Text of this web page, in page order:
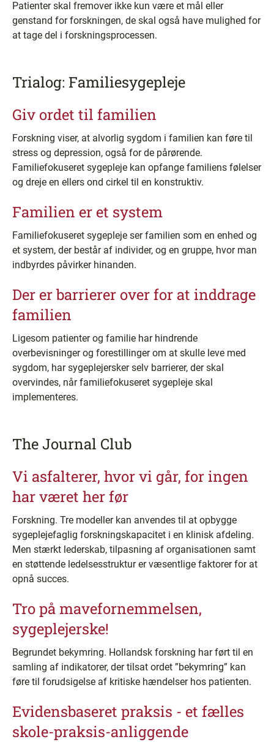
Patienter skal fremover ikke kun være et mål eller
genstand for forskningen, de skal også have mulighed for
at tage del i forskningsprocessen.
Trialog: Familiesygepleje
Giv ordet til familien
Forskning viser, at alvorlig sygdom i familien kan føre til
stress og depression, også for de pårørende.
Familiefokuseret sygepleje kan opfange familiens følelser
og dreje en ellers ond cirkel til en konstruktiv.
Familien er et system
Familiefokuseret sygepleje ser familien som en enhed og
et system, der består af individer, og en gruppe, hvor man
indbyrdes påvirker hinanden.
Der er barrierer over for at inddrage
familien
Ligesom patienter og familie har hindrende
overbevisninger og forestillinger om at skulle leve med
sygdom, har sygeplejersker selv barrierer, der skal
overvindes, når familiefokuseret sygepleje skal
implementeres.
The Journal Club
Vi asfalterer, hvor vi går, for ingen
har været her før
Forskning. Tre modeller kan anvendes til at opbygge
sygeplejefaglig forskningskapacitet i en klinisk afdeling.
Men stærkt lederskab, tilpasning af organisationen samt
en støttende ledelsesstruktur er væsentlige faktorer for at
opnå succes.
Tro på mavefornemmelsen,
sygeplejerske!
Begrundet bekymring. Hollandsk forskning har ført til en
samling af indikatorer, der tilsat ordet ”bekymring” kan
føre til forudsigelse af kritiske hændelser hos patienten.
Evidensbaseret praksis - et fælles
skole-praksis-anliggende